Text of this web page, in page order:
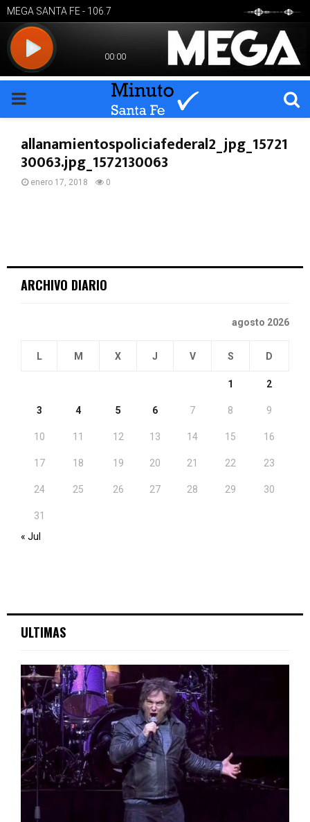
PRIMARY
MENU
allanamientospoliciafederal2_jpg_15721
30063.jpg_1572130063
enero 17, 2018 0
ARCHIVO DIARIO
agosto 2026
L M X J V S D
1 2
3 4 5 6 7 8 9
10 11 12 13 14 15 16
17 18 19 20 21 22 23
24 25 26 27 28 29 30
31
« Jul
ULTIMAS